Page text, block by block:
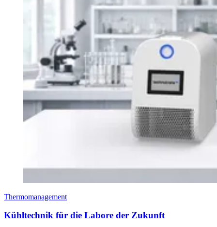
Thermomanagement
Kühltechnik für die Labore der Zukunft